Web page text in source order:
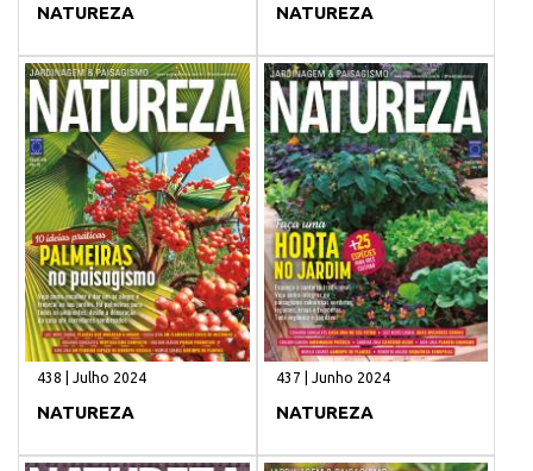
NATUREZA NATUREZA
438 | Julho 2024
NATUREZA
437 | Junho 2024
NATUREZA